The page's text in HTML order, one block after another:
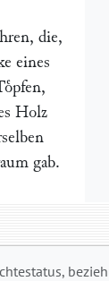
die,
eines
Holz
gab.